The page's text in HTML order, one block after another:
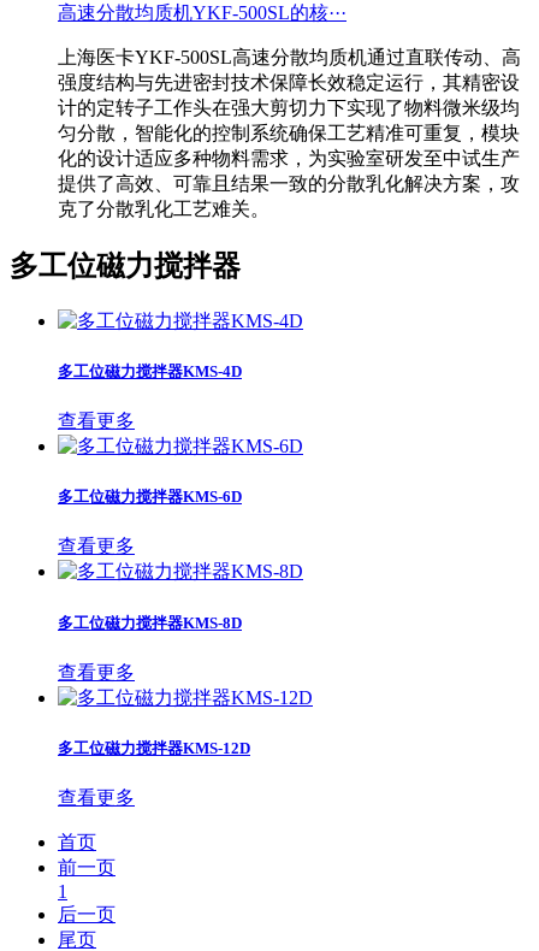
高速分散均质机YKF-500SL的核···
上海医卡YKF-500SL高速分散均质机通过直联传动、高
强度结构与先进密封技术保障长效稳定运行，其精密设
计的定转子工作头在强大剪切力下实现了物料微米级均
匀分散，智能化的控制系统确保工艺精准可重复，模块
化的设计适应多种物料需求，为实验室研发至中试生产
提供了高效、可靠且结果一致的分散乳化解决方案，攻
克了分散乳化工艺难关。
多工位磁力搅拌器
多工位磁力搅拌器KMS-4D
查看更多
多工位磁力搅拌器KMS-6D
查看更多
多工位磁力搅拌器KMS-8D
查看更多
多工位磁力搅拌器KMS-12D
查看更多
首页
前一页
1
后一页
尾页